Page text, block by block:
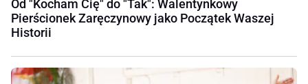
Od "Kocham Cię" do "Tak": Walentynkowy
Pierścionek Zaręczynowy jako Początek Waszej
Historii